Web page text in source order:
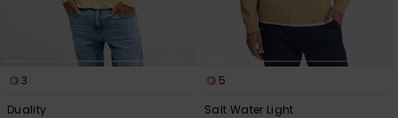
3
Duality
5
Salt Water Light